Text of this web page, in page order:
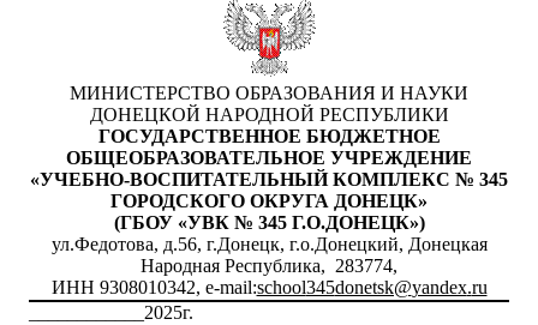
МИНИСТЕРСТВО ОБРАЗОВАНИЯ И НАУКИ
ДОНЕЦКОЙ НАРОДНОЙ РЕСПУБЛИКИ
ГОСУДАРСТВЕННОЕ БЮДЖЕТНОЕ
ОБЩЕОБРАЗОВАТЕЛЬНОЕ УЧРЕЖДЕНИЕ
«УЧЕБНО-ВОСПИТАТЕЛЬНЫЙ КОМПЛЕКС № 345
ГОРОДСКОГО ОКРУГА ДОНЕЦК»
(ГБОУ «УВК № 345Г.О.ДОНЕЦК»)
ул.Федотова, д.56, г.Донецк, г.о.Донецкий, Донецкая
Народная Республика, 283774,
ИНН 9308010342, e-mail:school345donetsk@yandex.ru
____________2025г.